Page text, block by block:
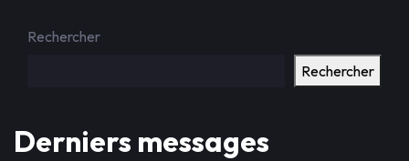
Rechercher
Rechercher
Derniers messages